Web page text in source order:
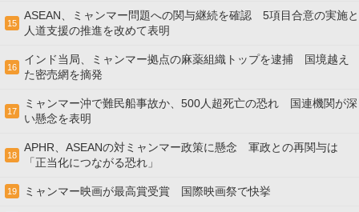
15
ASEAN、ミャンマー問題への関与継続を確認 5項目合意の実施と
人道支援の推進を改めて表明
16
インド当局、ミャンマー拠点の麻薬組織トップを逮捕 国境越え
た密売網を摘発
17
ミャンマー沖で難民船事故か、500人超死亡の恐れ 国連機関が深
い懸念を表明
18
APHR、ASEANの対ミャンマー政策に懸念 軍政との再関与は
「正当化につながる恐れ」
19 ミャンマー映画が最高賞受賞 国際映画祭で快挙